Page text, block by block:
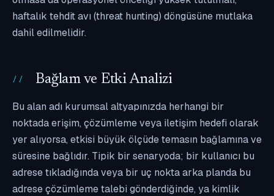
haftalık tehdit avı (threat hunting) döngüsüne mutlaka
dahil edilmelidir.
Bağlam ve Etki Analizi
Bu alan adı kurumsal altyapınızda herhangi bir
noktada erişim, çözümleme veya iletişim hedefi olarak
yer alıyorsa, etkisi büyük ölçüde temasın bağlamına ve
süresine bağlıdır. Tipik bir senaryoda; bir kullanıcı bu
adrese tıkladığında veya bir uç nokta arka planda bu
adrese çözümleme talebi gönderdiğinde, ya kimlik